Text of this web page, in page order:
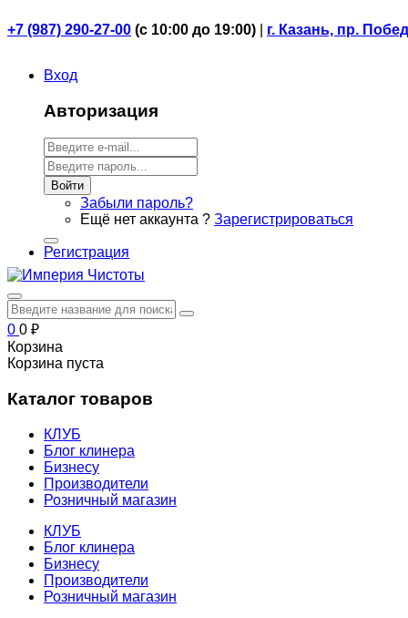
+7 (987) 290-27-00 (с 10:00 до 19:00) г. Казань, пр.
Вход
Авторизация
Войти
Забыли пароль?
Ещё нет аккаунта ? Зарегистрироваться
Регистрация
0 0 ₽
Корзина
Корзина пуста
Каталог товаров
КЛУБ
Блог клинера
Бизнесу
Производители
Розничный магазин
КЛУБ
Блог клинера
Бизнесу
Производители
Розничный магазин